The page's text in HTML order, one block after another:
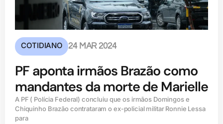
COTIDIANO 24 MAR 2024
PF aponta irmãos Brazão como
mandantes da morte de Marielle
A PF ( Polícia Federal) concluiu que os irmãos Domingos e
Chiquinho Brazão contrataram o ex-policial militar Ronnie Lessa
para